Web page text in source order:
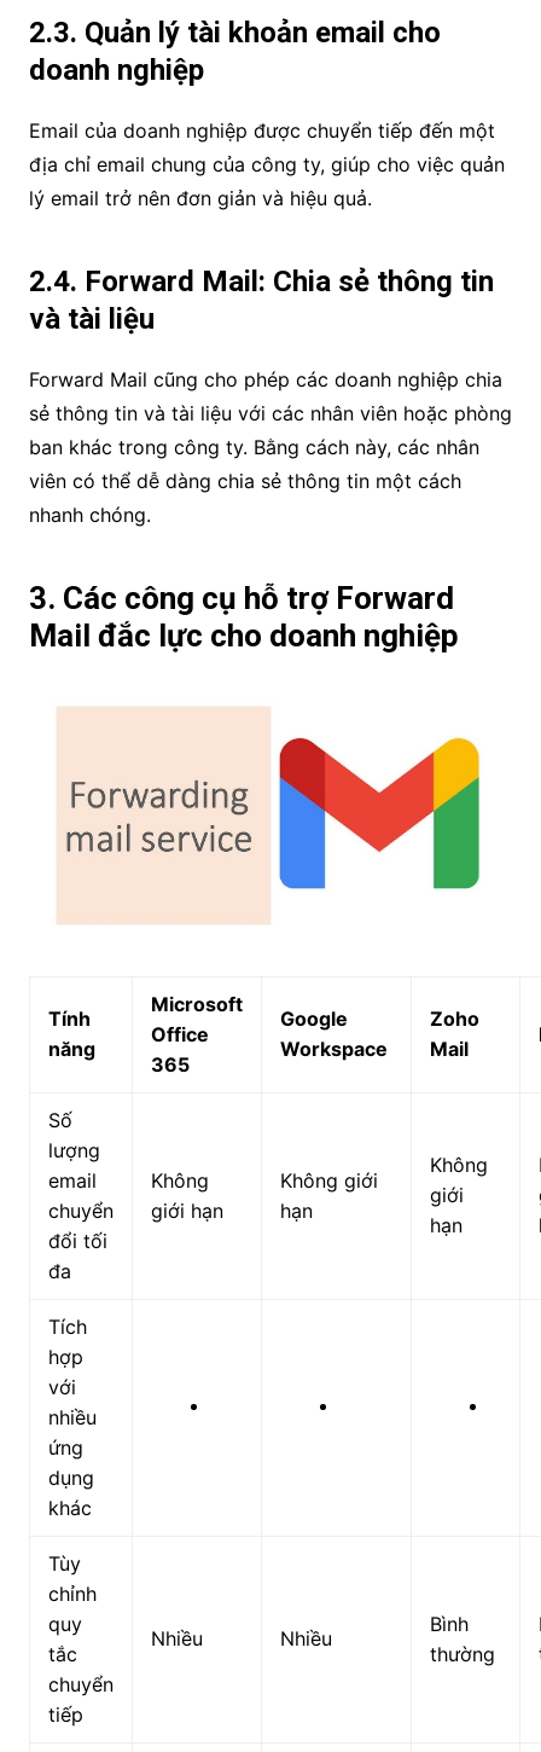
2.3. Quản lý tài khoản email cho
doanh nghiệp
Email của doanh nghiệp được chuyển tiếp đến một
địa chỉ email chung của công ty, giúp cho việc quản
lý email trở nên đơn giản và hiệu quả.
2.4. Forward Mail: Chia sẻ thông tin
và tài liệu
Forward Mail cũng cho phép các doanh nghiệp chia
sẻ thông tin và tài liệu với các nhân viên hoặc phòng
ban khác trong công ty. Bằng cách này, các nhân
viên có thể dễ dàng chia sẻ thông tin một cách
nhanh chóng.
3. Các công cụ hỗ trợ Forward
Mail đắc lực cho doanh nghiệp
Tính
năng
Microsoft
Office
365
Google
Workspace
Zoho
Mail
Số
lượng
email
chuyển
đổi tối
đa
Không
giới hạn
Không giới
hạn
Không
giới
hạn
Tích
hợp
với
nhiều
ứng
dụng
khác
Tùy
chỉnh
quy
tắc
chuyển
tiếp
Nhiều Nhiều
Bình
thường